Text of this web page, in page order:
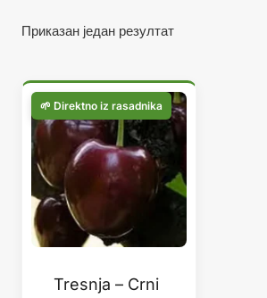
Приказан један резултат
Tresnja – Crni